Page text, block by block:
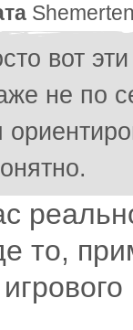
вот
не по
то,